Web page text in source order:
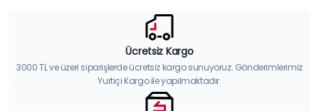
Ücretsiz Kargo
3000 TL ve üzeri siparişlerde ücretsiz kargo sunuyoruz. Gönderimlerimiz
Yurtiçi Kargo ile yapılmaktadır.